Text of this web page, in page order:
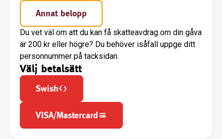
Annat belopp
Du vet väl om att du kan få skatteavdrag om din gåva
är 200 kr eller högre? Du behöver isåfall uppge ditt
personnummer på tacksidan.
Välj betalsätt
Swish
VISA/Mastercard